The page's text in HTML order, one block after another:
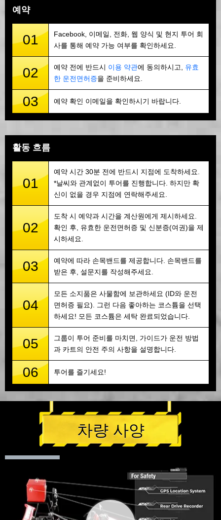
예약
01
Facebook, 이메일, 전화, 웹 양식 및 현지 투어 회
사를 통해 예약 가능 여부를 확인하세요.
02 예약 전에 반드시 이용 약관에 동의하시고, 유효
한 운전면허증을 준비하세요.
03 예약 확인 이메일을 확인하시기 바랍니다.
활동 흐름
01
예약 시간 30분 전에 반드시 지점에 도착하세요.
*날씨와 관계없이 투어를 진행합니다. 하지만 확
신이 없을 경우 지점에 연락해주세요.
02
도착 시 예약과 시간을 계산원에게 제시하세요.
확인 후, 유효한 운전면허증 및 신분증(여권)을 제
시하세요.
03
예약에 따라 손목밴드를 제공합니다. 손목밴드를
받은 후, 설문지를 작성해주세요.
04
모든 소지품은 사물함에 보관하세요 (ID와 운전
면허증 필요). 그런 다음 좋아하는 코스튬을 선택
하세요! 모든 코스튬은 세탁 완료되었습니다.
05
그룹이 투어 준비를 마치면, 가이드가 운전 방법
과 카트의 안전 주의 사항을 설명합니다.
06 투어를 즐기세요!
차량 사양